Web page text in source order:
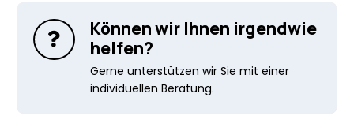
Können wir Ihnen irgendwie
helfen?
Gerne unterstützen wir Sie mit einer
individuellen Beratung.